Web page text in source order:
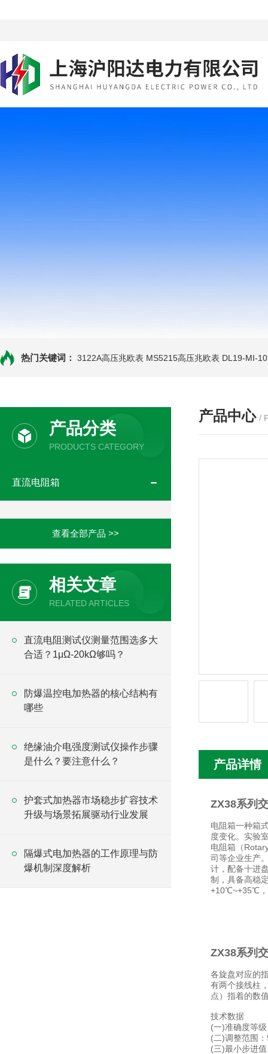
热门关键词： 3122A高压兆欧表 MS5215高压兆欧表 DL19-MI-
产品分类
PRODUCTS CATEGORY
直流电阻箱
查看全部产品 >>
相关文章
RELATED ARTICLES
直流电阻测试仪测量范围选多大
合适？1μΩ-20kΩ够吗？
防爆温控电加热器的核心结构有
哪些
绝缘油介电强度测试仪操作步骤
是什么？要注意什么？
护套式加热器市场稳步扩容技术
升级与场景拓展驱动行业发展
隔爆式电加热器的工作原理与防
爆机制深度解析
产品中心 /
产品详情
ZX38系列
电阻箱一种箱
度变化。实验
电阻箱（
司等企业生产
计，配备十进
制，具备高稳
+10℃~+35℃，
ZX38系列
各旋盘对应的
有两个接线柱
点）指着的数
技术数据
(一)准确度等
(二)调整范围
(三)最小步进